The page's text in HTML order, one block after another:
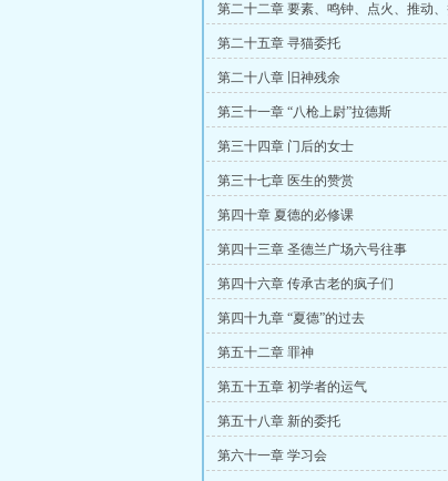
第二十二章 要素、鸣钟、点火、推动
第二十五章 寻猫委托
第二十八章 旧神残余
第三十一章 “八枪上尉”拉德斯
第三十四章 门后的女士
第三十七章 医生的赞赏
第四十章 夏德的必修课
第四十三章 圣德兰广场六号往事
第四十六章 传承古老的疯子们
第四十九章 “夏德”的过去
第五十二章 罪神
第五十五章 初学者的运气
第五十八章 新的委托
第六十一章 学习会